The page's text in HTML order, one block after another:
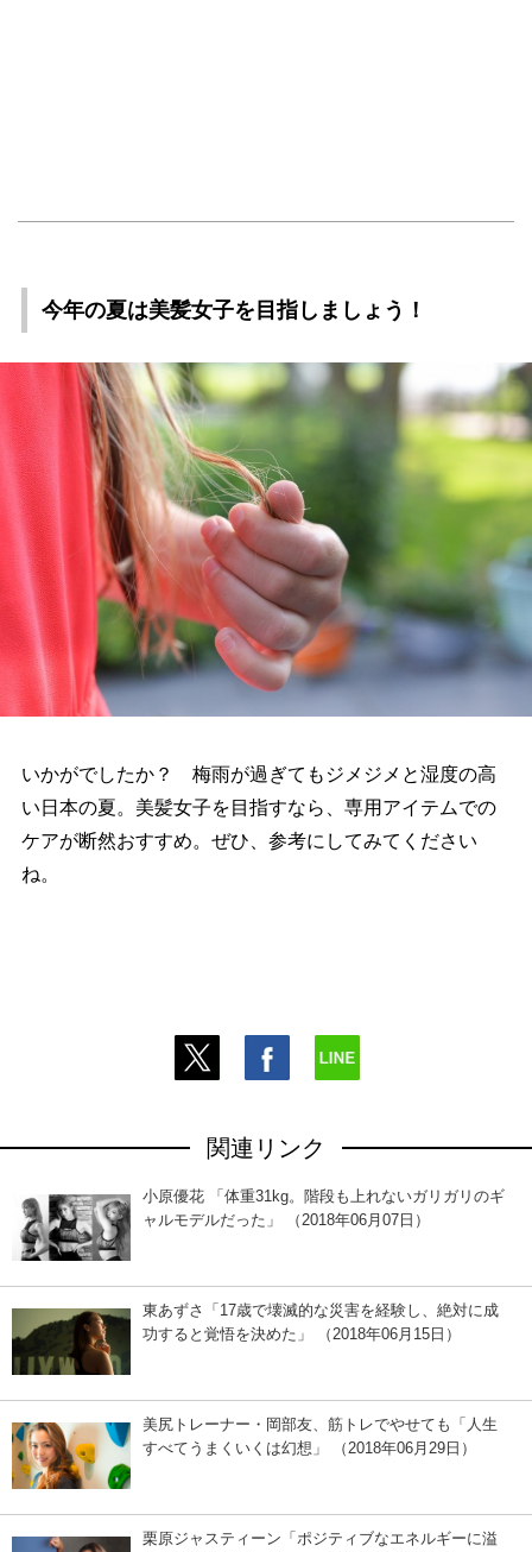
今年の夏は美髪女子を目指しましょう！
いかがでしたか？ 梅雨が過ぎてもジメジメと湿度の高
い日本の夏。美髪女子を目指すなら、専用アイテムでの
ケアが断然おすすめ。ぜひ、参考にしてみてください
ね。
関連リンク
小原優花 「体重31kg。階段も上れないガリガリのギ
ャルモデルだった」 （2018年06月07日）
東あずさ「17歳で壊滅的な災害を経験し、絶対に成
功すると覚悟を決めた」 （2018年06月15日）
美尻トレーナー・岡部友、筋トレでやせても「人生
すべてうまくいくは幻想」 （2018年06月29日）
栗原ジャスティーン「ポジティブなエネルギーに溢